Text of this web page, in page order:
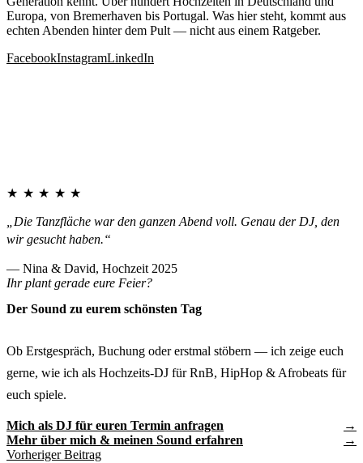
Europa, von Bremerhaven bis Portugal. Was hier steht, kommt aus
echten Abenden hinter dem Pult — nicht aus einem Ratgeber.
FacebookInstagramLinkedIn
★★★★★
„Die Tanzfläche war den ganzen Abend voll. Genau der DJ, den
wir gesucht haben.“
— Nina & David, Hochzeit 2025
Ihr plant gerade eure Feier?
Der Sound zu eurem schönsten Tag
Ob Erstgespräch, Buchung oder erstmal stöbern — ich zeige euch
gerne, wie ich als Hochzeits-DJ für RnB, HipHop & Afrobeats für
euch spiele.
Mich als DJ für euren Termin anfragen
Mehr über mich & meinen Sound erfahren
Vorheriger Beitrag